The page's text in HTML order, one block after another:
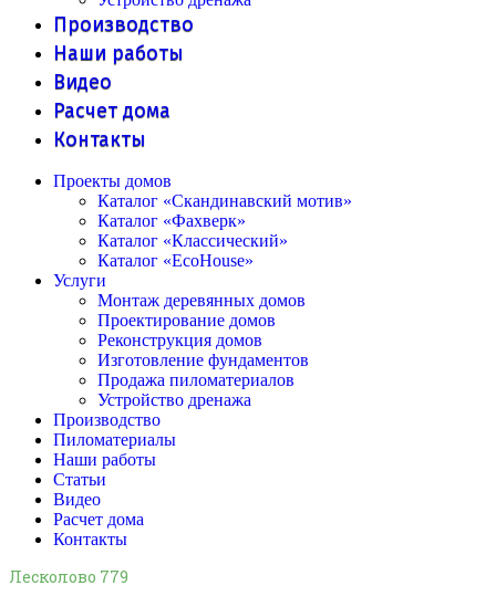
Производство
Наши работы
Видео
Расчет дома
Контакты
Проекты домов
Каталог «Скандинавский мотив»
Каталог «Фахверк»
Каталог «Классический»
Каталог «EcoHouse»
Услуги
Монтаж деревянных домов
Проектирование домов
Реконструкция домов
Изготовление фундаментов
Продажа пиломатериалов
Устройство дренажа
Производство
Пиломатериалы
Наши работы
Статьи
Видео
Расчет дома
Контакты
Лесколово 779